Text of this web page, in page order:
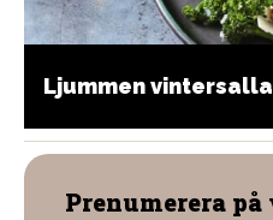
Ljummen
Prenumerera